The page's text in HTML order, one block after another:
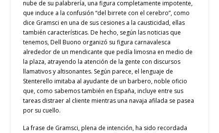
nube de su palabrería, una figura completamente impotente,
que induce a la confusión “del birrete con el cerebro”, como
dice Gramsci en una de sus cesiones a la causticidad, ellas
también características. De hecho, según las noticias que
tenemos, Dell Buono organizó su figura carnavalesca
alrededor de un mendicante que pedía limosna en medio de
la plaza, atrayendo la atención de la gente con discursos
llamativos y altisonantes. Según parece, el lenguaje de
Stenterello imitaba al ayudante de un barbero, noble oficio
que, como sabemos también en España, incluye entre sus
tareas distraer al cliente mientras una navaja afilada se pasea
por su cuello.
La frase de Gramsci, plena de intención, ha sido recordada